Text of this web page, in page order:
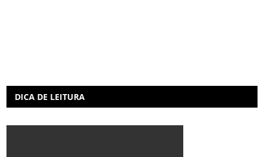
DICA DE LEITURA